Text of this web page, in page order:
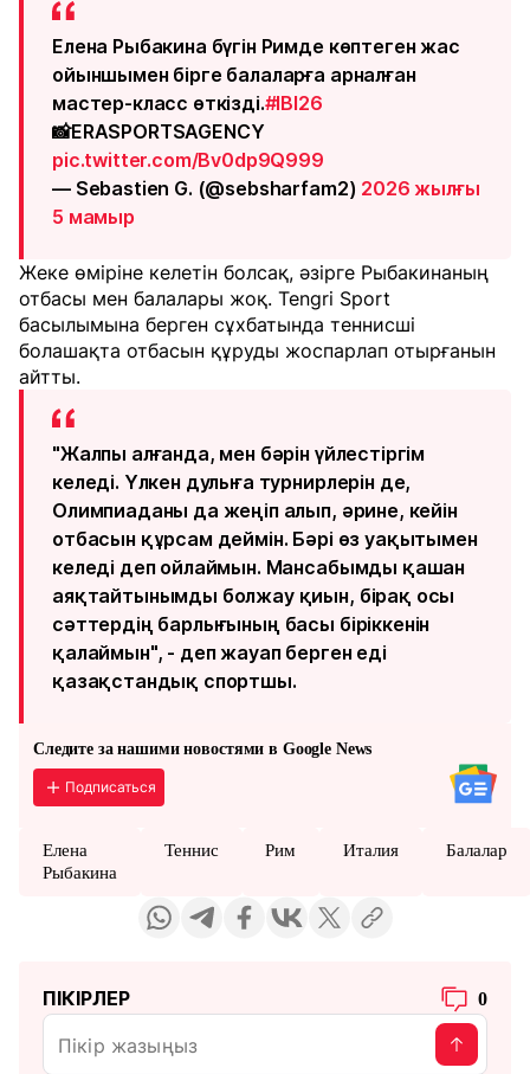
Елена Рыбакина бүгін Римде көптеген жас
ойыншымен бірге балаларға арналған
мастер-класс өткізді.#IBI26
📸ERASPORTSAGENCY
pic.twitter.com/Bv0dp9Q999
— Sebastien G. (@sebsharfam2) 2026 жылғы
5 мамыр
Жеке өміріне келетін болсақ, әзірге Рыбакинаның
отбасы мен балалары жоқ. Tengri Sport
басылымына берген сұхбатында теннисші
болашақта отбасын құруды жоспарлап отырғанын
айтты.
"Жалпы алғанда, мен бәрін үйлестіргім
келеді. Үлкен дулыға турнирлерін де,
Олимпиаданы да жеңіп алып, әрине, кейін
отбасын құрсам деймін. Бәрі өз уақытымен
келеді деп ойлаймын. Мансабымды қашан
аяқтайтынымды болжау қиын, бірақ осы
сәттердің барлығының басы біріккенін
қалаймын", - деп жауап берген еді
қазақстандық спортшы.
Следите за нашими новостями в Google News
Подписаться
Елена
Рыбакина
Теннис Рим Италия Балалар
ПІКІРЛЕР 0